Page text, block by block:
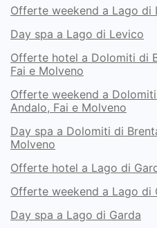
Offerte weekend a Lago di
Day spa a Lago di Levico
Offerte hotel a Dolomiti di
Fai e Molveno
Offerte weekend a
Andalo, Fai e Molveno
Day spa a Dolomiti di
Molveno
Offerte hotel a Lago di
Offerte weekend a Lago di
Day spa a Lago di Garda